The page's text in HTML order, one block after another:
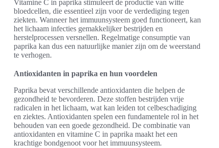
Vitamine C in paprika stimuleert de productie van witte
bloedcellen, die essentieel zijn voor de verdediging tegen
ziekten. Wanneer het immuunsysteem goed functioneert, kan
het lichaam infecties gemakkelijker bestrijden en
herstelprocessen versnellen. Regelmatige consumptie van
paprika kan dus een natuurlijke manier zijn om de weerstand
te verhogen.
Antioxidanten in paprika en hun voordelen
Paprika bevat verschillende antioxidanten die helpen de
gezondheid te bevorderen. Deze stoffen bestrijden vrije
radicalen in het lichaam, wat kan leiden tot celbeschadiging
en ziektes. Antioxidanten spelen een fundamentele rol in het
behouden van een goede gezondheid. De combinatie van
antioxidanten en vitamine C in paprika maakt het een
krachtige bondgenoot voor het immuunsysteem.